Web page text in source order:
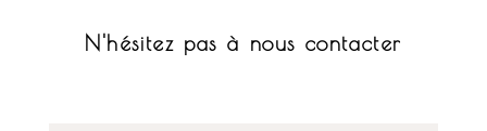
N'hésitez pas à nous contacter